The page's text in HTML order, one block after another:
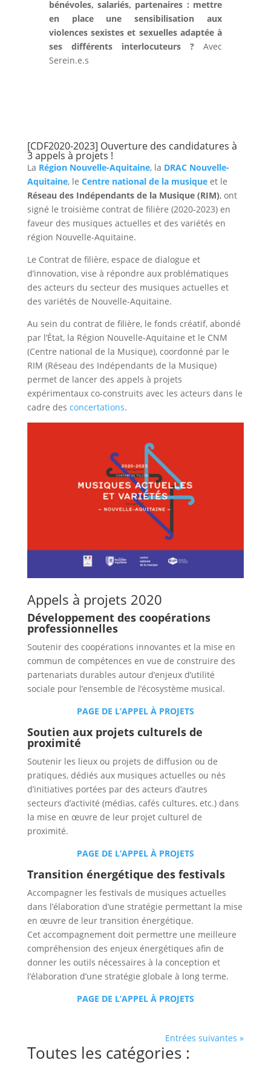
bénévoles, salariés, partenaires : mettre
en place une sensibilisation aux
violences sexistes et sexuelles adaptée à
ses différents interlocuteurs ?Avec
Serein.e.s
[CDF2020-2023] Ouverture des candidatures à
3 appels à projets !
La Région Nouvelle-Aquitaine, la DRAC Nouvelle-
Aquitaine, le Centre national de la musiqueet le
Réseau des Indépendants de la Musique (RIM), ont
signé le troisième contrat de filière (2020-2023) en
faveur des musiques actuelles et des variétés en
région Nouvelle-Aquitaine.
Le Contrat de filière, espace de dialogue et
d’innovation, vise à répondre aux problématiques
des acteurs du secteur des musiques actuelles et
des variétés de Nouvelle-Aquitaine.
Au sein du contrat de filière, le fonds créatif, abondé
par l’État, la Région Nouvelle-Aquitaine et le CNM
(Centre national de la Musique), coordonné par le
RIM (Réseau des Indépendants de la Musique)
permet de lancer des appels à projets
expérimentaux co-construits avec les acteurs dans le
cadre des concertations.
Appels à projets 2020
Développement des coopérations
professionnelles
Soutenir des coopérations innovantes et la mise en
commun de compétences en vue de construire des
partenariats durables autour d’enjeux d’utilité
sociale pour l’ensemble de l’écosystème musical.
PAGE DE L’APPEL À PROJETS
Soutien aux projets culturels de
proximité
Soutenir les lieux ou projets de diffusion ou de
pratiques, dédiés aux musiques actuelles ou nés
d’initiatives portées par des acteurs d’autres
secteurs d’activité (médias, cafés cultures, etc.) dans
la mise en œuvre de leur projet culturel de
proximité.
PAGE DE L’APPEL À PROJETS
Transition énergétique des festivals
Accompagner les festivals de musiques actuelles
dans l’élaboration d’une stratégie permettant la mise
en œuvre de leur transition énergétique.
Cet accompagnement doit permettre une meilleure
compréhension des enjeux énergétiques afin de
donner les outils nécessaires à la conception et
l’élaboration d’une stratégie globale à long terme.
PAGE DE L’APPEL À PROJETS
Entrées suivantes »
Toutes les catégories :